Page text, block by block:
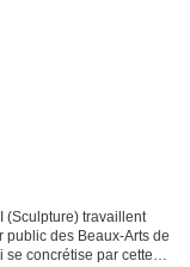
(Sculpture) travaillent
des Beaux-Arts de
se concrétise par cette